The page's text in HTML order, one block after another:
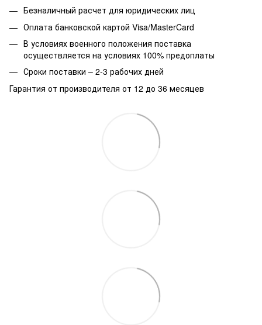
Безналичный расчет для юридических лиц
Оплата банковской картой Visa/MasterCard
В условиях военного положения поставка
осуществляется на условиях 100% предоплаты
Сроки поставки – 2-3 рабочих дней
Гарантия от производителя от 12 до 36 месяцев